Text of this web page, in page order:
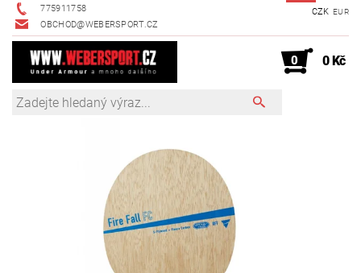
775911758
OBCHOD@WEBERSPORT.CZ
CZK EUR
0 0 Kč